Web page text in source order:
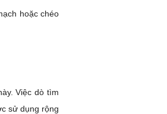
hoặc chéo
Việc dò tìm
sử dụng rộng